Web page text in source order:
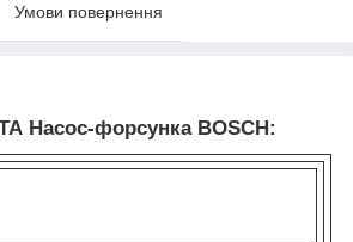
Умови повернення
Насос-форсунка BOSCH: